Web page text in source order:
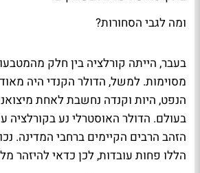
ומה לגבי הסחורות?
בעבר, הייתה קורלציה בין חלק
מסוימות. למשל, הדולר הקנדי היה
הנפט, היות וקנדה נחשבת לאחת
בעולם. הדולר האוסטרלי נע
הזהב הרבים הקיימים ברחבי המדינה.
הללו פחות עובדות, לכן כדאי להיזהר